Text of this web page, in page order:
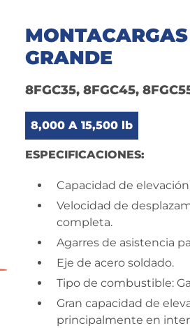
GRANDE
8FGC35, 8FGC45,
8,000 A 15,500 lb
ESPECIFICACIONES:
Capacidad de
Velocidad de
completa.
Agarres de asistencia
Eje de acero soldado.
Tipo de combustible:
Gran capacidad de
principalmente en